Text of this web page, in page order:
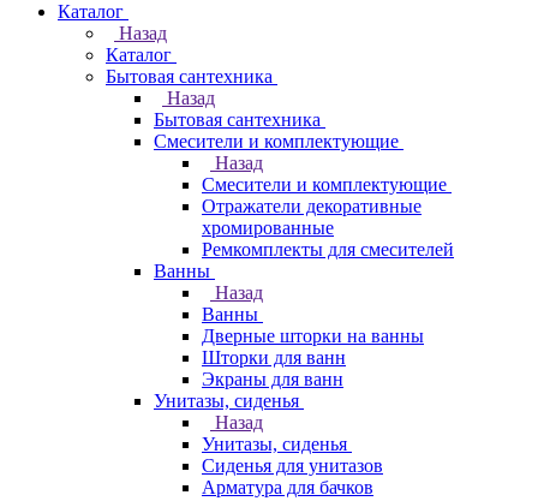
Каталог
Назад
Каталог
Бытовая сантехника
Назад
Бытовая сантехника
Смесители и комплектующие
Назад
Смесители и комплектующие
Отражатели декоративные
хромированные
Ремкомплекты для смесителей
Ванны
Назад
Ванны
Дверные шторки на ванны
Шторки для ванн
Экраны для ванн
Унитазы, сиденья
Назад
Унитазы, сиденья
Сиденья для унитазов
Арматура для бачков